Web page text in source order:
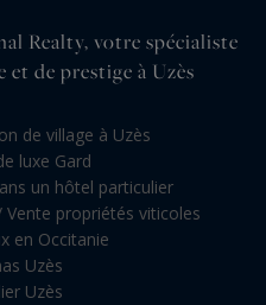
Realty, votre spécialiste
et de prestige à Uzès
de village à Uzès
luxe Gard
un hôtel particulier
propriétés viticoles
en Occitanie
Uzès
Uzès